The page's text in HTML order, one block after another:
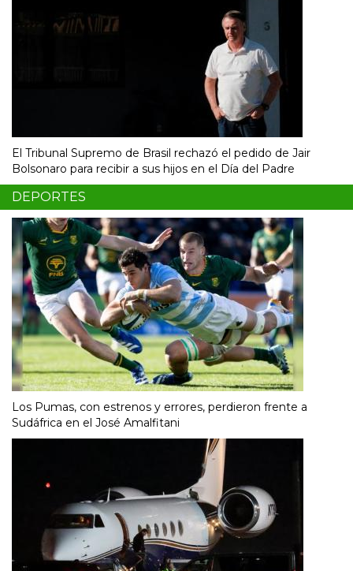
El Tribunal Supremo de Brasil rechazó el pedido de Jair
Bolsonaro para recibir a sus hijos en el Día del Padre
DEPORTES
Los Pumas, con estrenos y errores, perdieron frente a
Sudáfrica en el José Amalfitani